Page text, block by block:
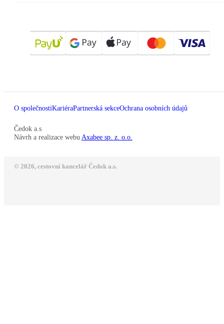
O společnostiKariéraPartnerská sekceOchrana osobních údajů
Čedok a.s
Návrh a realizace webu Axabee sp. z. o.o.
© 2026, cestovní kancelář Čedok a.s.